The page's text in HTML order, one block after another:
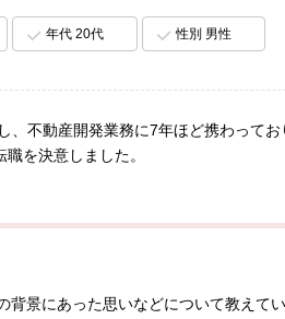
年代 20代 性別 男性
、不動産開発業務に7年ほど携わって
を決意しました。
背景にあった思いなどについて教えて